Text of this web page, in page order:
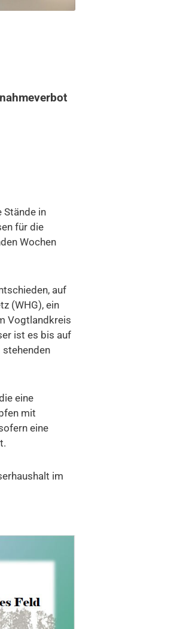
Stände in
für die
Wochen
auf
(WHG), ein
Vogtlandkreis
ist es bis auf
eine
mit
eine
im